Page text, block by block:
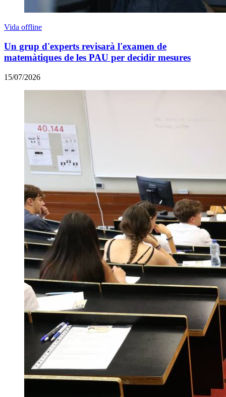
Vida offline
Un grup d'experts revisarà l'examen de
matemàtiques de les PAU per decidir mesures
15/07/2026